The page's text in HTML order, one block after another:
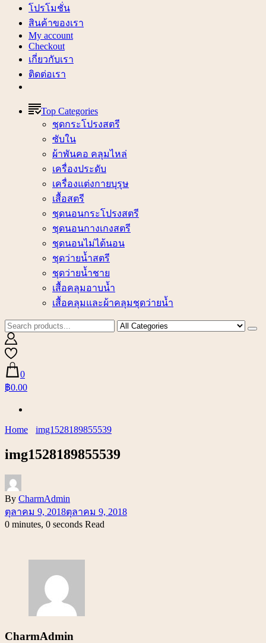
โปรโมชั่น
สินค้าของเรา
My account
Checkout
เกี่ยวกับเรา
ติดต่อเรา
Top Categories
ชุดกระโปรงสตรี
ซับใน
ผ้าพันคอ คลุมไหล่
เครื่องประดับ
เครื่องแต่งกายบุรุษ
เสื้อสตรี
ชุดนอนกระโปรงสตรี
ชุดนอนกางเกงสตรี
ชุดนอนไม่ได้นอน
ชุดว่ายน้ำสตรี
ชุดว่ายน้ำชาย
เสื้อคลุมอาบน้ำ
เสื้อคลุมและผ้าคลุมชุดว่ายน้ำ
0
฿0.00
Home img1528189855539
img1528189855539
By CharmAdmin
ตุลาคม 9, 2018ตุลาคม 9, 2018
0 minutes, 0 seconds Read
CharmAdmin